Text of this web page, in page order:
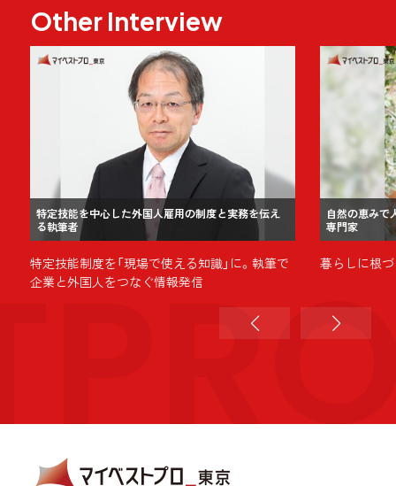
Other Interview
特定技能を中心した外国人雇用の制度と実務を伝え
る執筆者
特定技能制度を「現場で使える知識」に。執筆で
企業と外国人をつなぐ情報発信
自然の恵みで
専門家
暮らしに根